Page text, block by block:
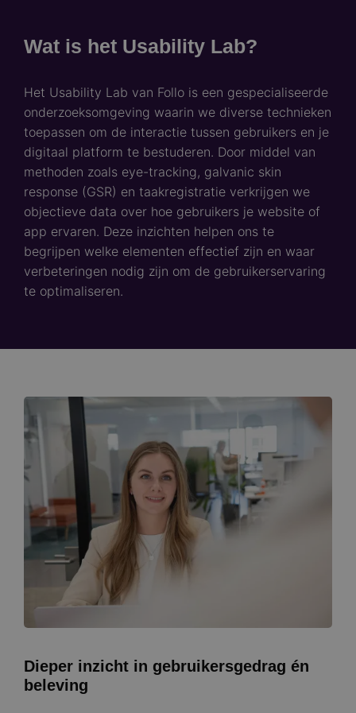
Wat is het Usability Lab?
Het Usability Lab van Follo is een gespecialiseerde
onderzoeksomgeving waarin we diverse technieken
toepassen om de interactie tussen gebruikers en je
digitaal platform te bestuderen. Door middel van
methoden zoals eye-tracking, galvanic skin
response (GSR) en taakregistratie verkrijgen we
objectieve data over hoe gebruikers je website of
app ervaren. Deze inzichten helpen ons te
begrijpen welke elementen effectief zijn en waar
verbeteringen nodig zijn om de gebruikerservaring
te optimaliseren.
Dieper inzicht in gebruikersgedrag én
beleving